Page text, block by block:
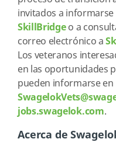
invitados a informarse
SkillBridgeo a
correo electrónico a
Los veteranos
en las oportunidades
pueden informarse en
jobs.swagelok.com.
Acerca de